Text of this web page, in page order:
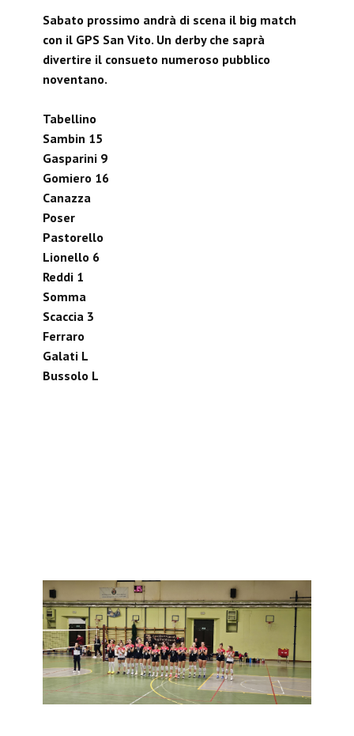
Sabato prossimo andrà di scena il big match
con il GPS San Vito. Un derby che saprà
divertire il consueto numeroso pubblico
noventano.
Tabellino
Sambin 15
Gasparini 9
Gomiero 16
Canazza
Poser
Pastorello
Lionello 6
Reddi 1
Somma
Scaccia 3
Ferraro
Galati L
Bussolo L